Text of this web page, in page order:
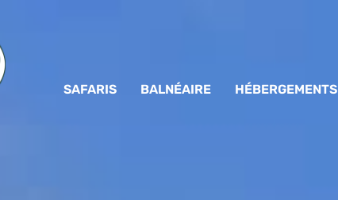
SAFARIS BALNÉAIRE HÉBERGEMENTS